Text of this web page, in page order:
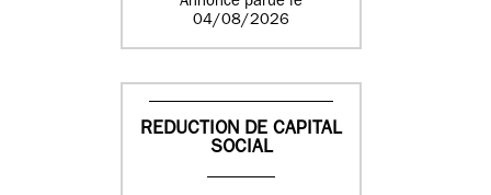
04/08/2026
REDUCTION DE CAPITAL
SOCIAL